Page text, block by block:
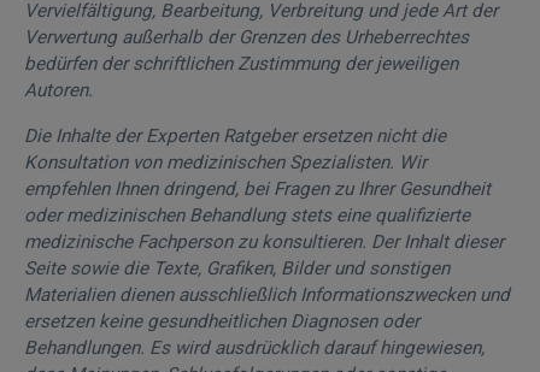
Vervielfältigung, Bearbeitung, Verbreitung und jede Art der
Verwertung außerhalb der Grenzen des Urheberrechtes
bedürfen der schriftlichen Zustimmung der jeweiligen
Autoren.
Die Inhalte der Experten Ratgeber ersetzen nicht die
Konsultation von medizinischen Spezialisten. Wir
empfehlen Ihnen dringend, bei Fragen zu Ihrer Gesundheit
oder medizinischen Behandlung stets eine qualifizierte
medizinische Fachperson zu konsultieren. Der Inhalt dieser
Seite sowie die Texte, Grafiken, Bilder und sonstigen
Materialien dienen ausschließlich Informationszwecken und
ersetzen keine gesundheitlichen Diagnosen oder
Behandlungen. Es wird ausdrücklich darauf hingewiesen,